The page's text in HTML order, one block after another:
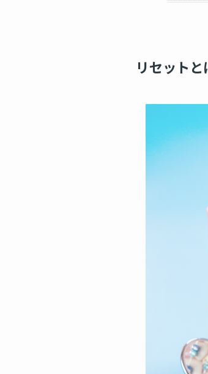
リセット